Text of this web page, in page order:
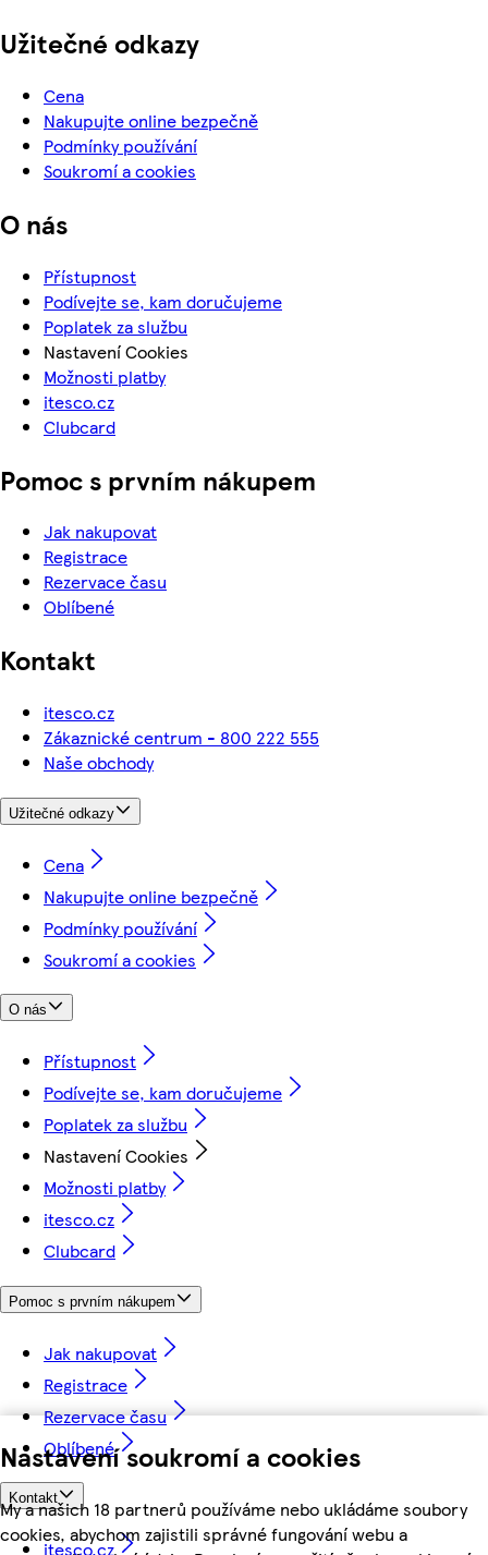
Nastavení soukromí a cookies
My a našich 18 partnerů používáme nebo ukládáme soubory
cookies, abychom zajistili správné fungování webu a
Užitečné odkazy
Cena
Nakupujte online bezpečně
Podmínky používání
Soukromí a cookies
O nás
Přístupnost
Podívejte se, kam doručujeme
Poplatek za službu
Nastavení Cookies
Možnosti platby
itesco.cz
Clubcard
Pomoc s prvním nákupem
Jak nakupovat
Registrace
Rezervace času
Oblíbené
Kontakt
itesco.cz
Zákaznické centrum - 800 222 555
Naše obchody
Užitečné odkazy
Cena
Nakupujte online bezpečně
Podmínky používání
Soukromí a cookies
O nás
Přístupnost
Podívejte se, kam doručujeme
Poplatek za službu
Nastavení Cookies
Možnosti platby
itesco.cz
Clubcard
Pomoc s prvním nákupem
Jak nakupovat
Registrace
Rezervace času
Oblíbené
Kontakt
itesco.cz